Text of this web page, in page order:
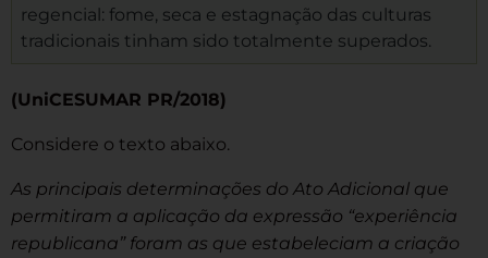
regencial: fome, seca e estagnação das culturas
tradicionais tinham sido totalmente superados.
(UniCESUMAR PR/2018)
Considere o texto abaixo.
As principais determinações do Ato Adicional que
permitiram a aplicação da expressão “experiência
republicana” foram as que estabeleciam a criação